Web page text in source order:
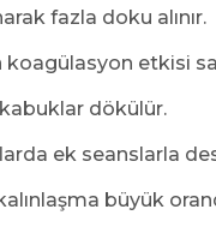
fazla doku alınır.
koagülasyon etkisi
dökülür.
ek seanslarla
büyük